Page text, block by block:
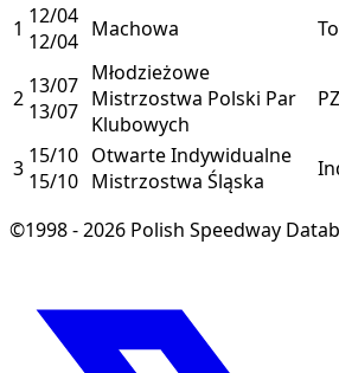
1 12/04
12/04 Machowa
2 13/07
13/07
Młodzieżowe
Mistrzostwa Polski Par
Klubowych
3 15/10
15/10
Otwarte Indywidualne
Mistrzostwa Śląska
©1998 - 2026 Polish Speedway